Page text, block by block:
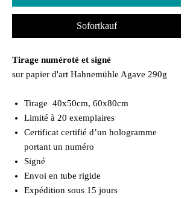
Sofortkauf
Tirage numéroté et signé
sur papier d'art Hahnemühle Agave 290g
Tirage 40x50cm, 60x80cm
Limité à 20 exemplaires
Certificat certifié d’un hologramme
portant un numéro
Signé
Envoi en tube rigide
Expédition sous 15 jours